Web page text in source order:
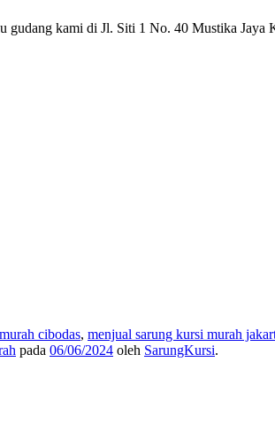
gudang kami di Jl. Siti 1 No. 40 Mustika Jaya
cibodas, menjual sarung kursi murah
pada 06/06/2024 oleh SarungKursi.